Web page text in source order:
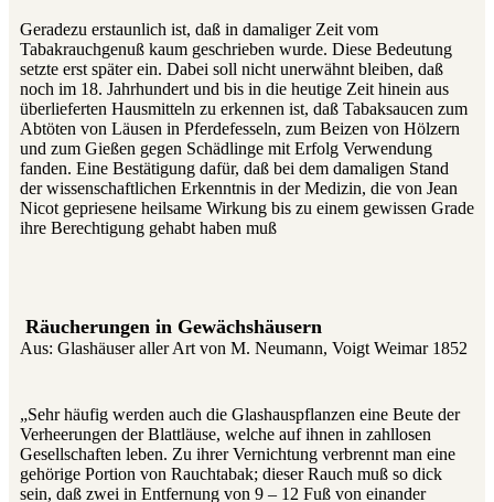
Geradezu erstaunlich ist, daß in damaliger Zeit vom
Tabakrauchgenuß kaum geschrieben wurde. Diese Bedeutung
setzte erst später ein. Dabei soll nicht unerwähnt bleiben, daß
noch im 18. Jahrhundert und bis in die heutige Zeit hinein aus
überlieferten Hausmitteln zu erkennen ist, daß Tabaksaucen zum
Abtöten von Läusen in Pferdefesseln, zum Beizen von Hölzern
und zum Gießen gegen Schädlinge mit Erfolg Verwendung
fanden. Eine Bestätigung dafür, daß bei dem damaligen Stand
der wissenschaftlichen Erkenntnis in der Medizin, die von Jean
Nicot gepriesene heilsame Wirkung bis zu einem gewissen Grade
ihre Berechtigung gehabt haben muß
Räucherungen in Gewächshäusern
Aus: Glashäuser aller Art von M. Neumann, Voigt Weimar 1852
„Sehr häufig werden auch die Glashauspflanzen eine Beute der
Verheerungen der Blattläuse, welche auf ihnen in zahllosen
Gesellschaften leben. Zu ihrer Vernichtung verbrennt man eine
gehörige Portion von Rauchtabak; dieser Rauch muß so dick
sein, daß zwei in Entfernung von 9 – 12 Fuß von einander